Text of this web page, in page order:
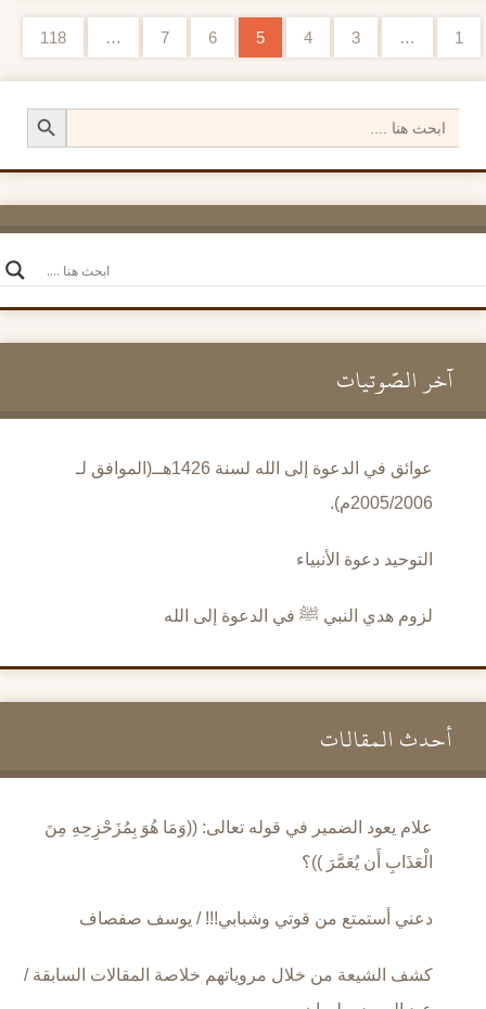
تصفح الإدراجات
1
…
3
4
5
6
7
…
118
Search
for:
Search Button
آخر الصَّوتيات
عوائق في الدعوة إلى الله لسنة 1426هــ(الموافق لـ
2005/2006م).
التوحيد دعوة الأنبياء
لزوم هدي النبي ﷺ في الدعوة إلى الله
أحدث المقالات
علام يعود الضمير في قوله تعالى: ((وَمَا هُوَ بِمُزَحْزِحِهِ مِنَ
الْعَذَابِ أَن يُعَمَّرَ ))؟
دعني أستمتع من قوتي وشبابي!!! / يوسف صفصاف
كشف الشيعة من خلال مروياتهم خلاصة المقالات السابقة /